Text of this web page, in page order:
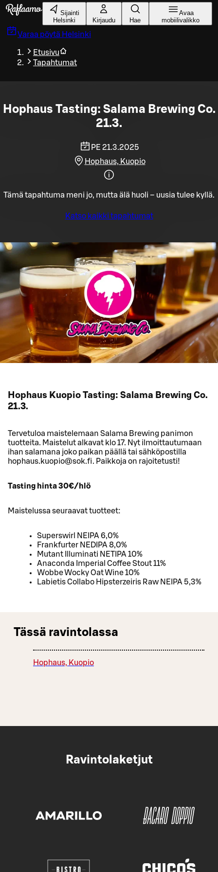
Siirry pääsisältöön
Sijainti
Helsinki
Kirjaudu Hae
Avaa
mobiilivalikko
Varaa pöytä Helsinki
Etusivu
Tapahtumat
Hophaus Tasting: Salama Brewing Co.
21.3.
PE 21.3.2025
Hophaus, Kuopio
Tämä tapahtuma meni jo, mutta älä huoli – uusia tulee kyllä.
Katso kaikki tapahtumat
Hophaus Kuopio Tasting: Salama Brewing Co.
21.3.
Tervetuloa maistelemaan Salama Brewing panimon
tuotteita. Maistelut alkavat klo 17. Nyt ilmoittautumaan
ihan salamana joko paikan päällä tai sähköpostilla
hophaus.kuopio@sok.fi. Paikkoja on rajoitetusti!
Tasting hinta 30€/hlö
Maistelussa seuraavat tuotteet:
Superswirl NEIPA 6,0%
Frankfurter NEDIPA 8,0%
Mutant Illuminati NETIPA 10%
Anaconda Imperial Coffee Stout 11%
Wobbe Wocky Oat Wine 10%
Labietis Collabo Hipsterzeiris Raw NEIPA 5,3%
Tässä ravintolassa
Hophaus, Kuopio
Ravintolaketjut